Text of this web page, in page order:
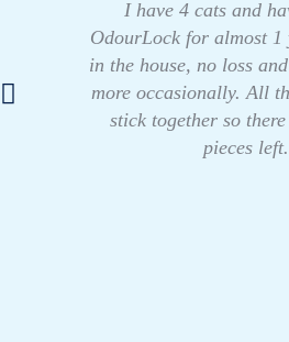
I have 4 cats and
OdourLock for almost 1
in the house, no loss
more occasionally. All
stick together so
pieces left.